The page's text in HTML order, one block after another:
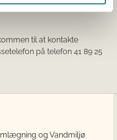
til at kontakte
på telefon 41 89 25
og Vandmiljø